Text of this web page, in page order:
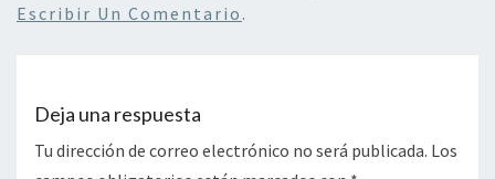
Escribir Un Comentario .
Deja una respuesta
Tu dirección de correo electrónico no será publicada. Los